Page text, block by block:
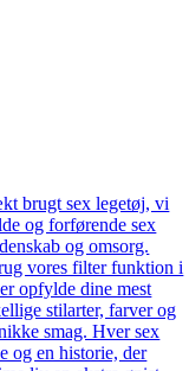
brugt sex legetøj, vi
og forførende sex
og omsorg.
vores filter funktion i
opfylde dine mest
stilarter, farver og
smag. Hver sex
og en historie, der